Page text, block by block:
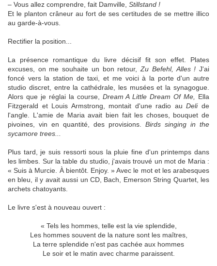
– Vous allez comprendre, fait Damville, Stillstand !
Et le planton crâneur au fort de ses certitudes de se mettre illico
au garde-à-vous.
Rectifier la position...
La présence romantique du livre décisif fit son effet. Plates
excuses, on me souhaite un bon retour,Zu Befehl, Alles !J'ai
foncé vers la station de taxi, et me voici à la porte d'un autre
studio discret, entre la cathédrale, les musées et la synagogue.
Alors que je réglai la course, Dream A Little Dream Of Me,
Ella
Fitzgerald et Louis Armstrong, montait d'une radio auDelide
l'angle. L'amie de Maria avait bien fait les choses, bouquet de
pivoines, vin en quantité, des provisions. Birds singing in the
sycamore trees...
Plus tard, je suis ressorti sous la pluie fine d'un printemps dans
les limbes. Sur la table du studio, j'avais trouvé un mot de Maria :
« Suis à Murcie. À bientôt. Enjoy. » Avec le mot et les arabesques
en bleu, il y avait aussi un CD, Bach, Emerson String Quartet, les
archets chatoyants.
Le livre s'est à nouveau ouvert :
« Tels les hommes, telle est la vie splendide,
Les hommes souvent de la nature sont les maîtres,
La terre splendide n'est pas cachée aux hommes
Le soir et le matin avec charme paraissent.